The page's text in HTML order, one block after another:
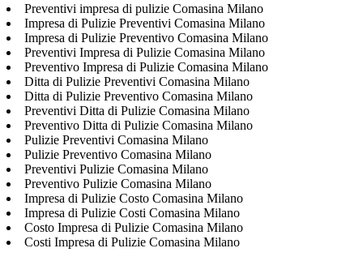
Preventivi impresa di pulizie Comasina Milano
Impresa di Pulizie Preventivi Comasina Milano
Impresa di Pulizie Preventivo Comasina Milano
Preventivi Impresa di Pulizie Comasina Milano
Preventivo Impresa di Pulizie Comasina Milano
Ditta di Pulizie Preventivi Comasina Milano
Ditta di Pulizie Preventivo Comasina Milano
Preventivi Ditta di Pulizie Comasina Milano
Preventivo Ditta di Pulizie Comasina Milano
Pulizie Preventivi Comasina Milano
Pulizie Preventivo Comasina Milano
Preventivi Pulizie Comasina Milano
Preventivo Pulizie Comasina Milano
Impresa di Pulizie Costo Comasina Milano
Impresa di Pulizie Costi Comasina Milano
Costo Impresa di Pulizie Comasina Milano
Costi Impresa di Pulizie Comasina Milano